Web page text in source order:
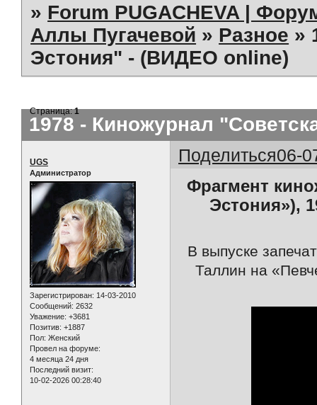
» Forum PUGACHEVA |
Аллы Пугачевой » Разное »
Эстония" - (ВИДЕО online)
1978 - Киножурнал
Страница:1
Поделиться06-
UGS
Администратор
Зарегистрирован: 14-03-2010
Сообщений: 2632
Уважение: +3681
Позитив: +1887
Пол: Женский
Провел на форуме:
4 месяца 24 дня
Последний визит:
10-02-2026 00:28:40
Фрагмент
Эстония»),
В выпуске
Таллин на